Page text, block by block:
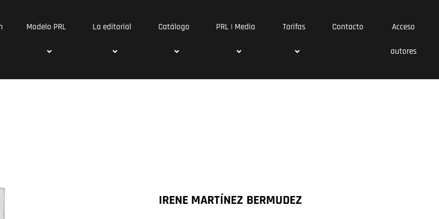
Modelo PRL La editorial Catálogo PRL | Media Tarifas Contacto Acceso
autores
IRENE MARTÍNEZ BERMUDEZ